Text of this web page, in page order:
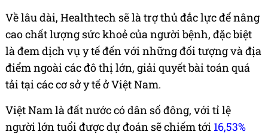
Về lâu dài, Healthtech sẽ là trợ thủ đắc lực để nâng
cao chất lượng sức khoẻ của người bệnh, đặc biệt
là đem dịch vụ y tế đến với những đối tượng và địa
điểm ngoài các đô thị lớn, giải quyết bài toán quá
tải tại các cơ sở y tế ở Việt Nam.
Việt Nam là đất nước có dân số đông, với tỉ lệ
người lớn tuổi được dự đoán sẽ chiếm tới 16,53%